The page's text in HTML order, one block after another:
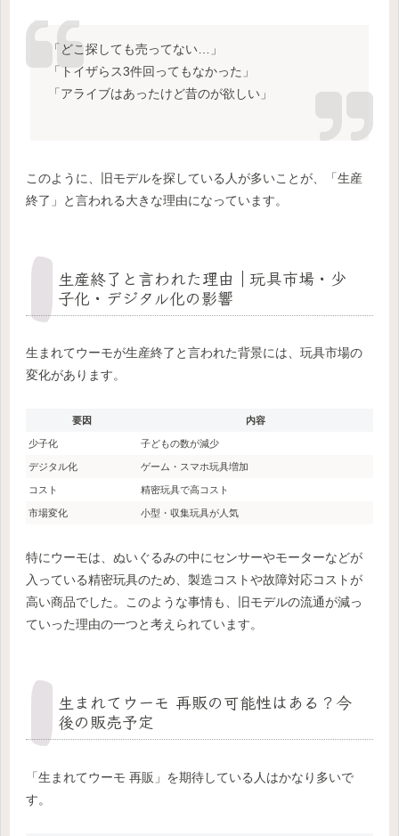
「どこ探しても売ってない…」
「トイザらス3件回ってもなかった」
「アライブはあったけど昔のが欲しい」
このように、旧モデルを探している人が多いことが、「生産
終了」と言われる大きな理由になっています。
生産終了と言われた理由｜玩具市場・少
子化・デジタル化の影響
生まれてウーモが生産終了と言われた背景には、玩具市場の
変化があります。
要因 内容
少子化 子どもの数が減少
デジタル化 ゲーム・スマホ玩具増加
コスト 精密玩具で高コスト
市場変化 小型・収集玩具が人気
特にウーモは、ぬいぐるみの中にセンサーやモーターなどが
入っている精密玩具のため、製造コストや故障対応コストが
高い商品でした。このような事情も、旧モデルの流通が減っ
ていった理由の一つと考えられています。
生まれてウーモ 再販の可能性はある？今
後の販売予定
「生まれてウーモ 再販」を期待している人はかなり多いで
す。